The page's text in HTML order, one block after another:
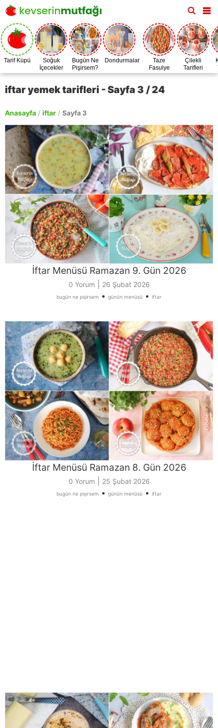
Tarif Küpü
Soğuk
İçecekler
Bugün Ne
Pişirsem?
Dondurmalar
Taze
Fasulye
Zamanı
Çilekli
Tarifleri
iftar yemek tarifleri - Sayfa 3 / 24
Anasayfa / iftar / Sayfa 3
İftar Menüsü Ramazan 9. Gün 2026
0 Yorum 26 Şubat 2026
bugün ne pişirsem • günün menüsü • iftar
İftar Menüsü Ramazan 8. Gün 2026
0 Yorum 25 Şubat 2026
bugün ne pişirsem • günün menüsü • iftar